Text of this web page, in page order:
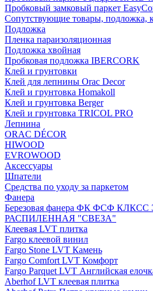
Пробковый замковый паркет
Сопутствующие товары, подложка,
Подложка
Пленка параизоляционная
Подложка хвойная
Пробковая подложка IBERCORK
Клей и грунтовки
Клей для лепнины Orac Decor
Клей и грунтовка Homakoll
Клей и грунтовка Berger
Клей и грунтовка TRICOL PRO
Лепнина
ORAC DÉCOR
HIWOOD
EVROWOOD
Аксессуары
Шпатели
Средства по уходу за паркетом
Фанера
Березовая фанера ФК ФСФ
РАСПИЛЕННАЯ "СВЕЗА"
Клеевая LVT плитка
Fargo клеевой винил
Fargo Stone LVT Камень
Fargo Comfort LVT Комфорт
Fargo Parquet LVT Английская
Aberhof LVT клеевая плитка